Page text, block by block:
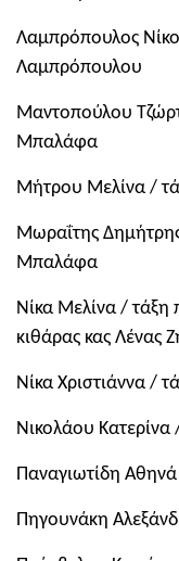
Λαμπρόπουλος
Λαμπρόπουλου
Μαντοπούλου
Μπαλάφα
Μήτρου Μελίνα /
Μωραΐτης
Μπαλάφα
Νίκα Μελίνα /
κιθάρας κας Λένας
Νίκα Χριστιάννα /
Νικολάου
Παναγιωτίδη
Πηγουνάκη